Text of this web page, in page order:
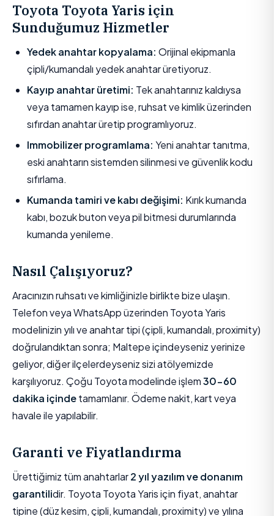
Toyota Toyota Yaris için
Sunduğumuz Hizmetler
Yedek anahtar kopyalama: Orijinal ekipmanla
çipli/kumandalı yedek anahtar üretiyoruz.
Kayıp anahtar üretimi: Tek anahtarınız kaldıysa
veya tamamen kayıp ise, ruhsat ve kimlik üzerinden
sıfırdan anahtar üretip programlıyoruz.
Immobilizer programlama: Yeni anahtar tanıtma,
eski anahtarın sistemden silinmesi ve güvenlik kodu
sıfırlama.
Kumanda tamiri ve kabı değişimi: Kırık kumanda
kabı, bozuk buton veya pil bitmesi durumlarında
kumanda yenileme.
Nasıl Çalışıyoruz?
Aracınızın ruhsatı ve kimliğinizle birlikte bize ulaşın.
Telefon veya WhatsApp üzerinden Toyota Yaris
modelinizin yılı ve anahtar tipi (çipli, kumandalı, proximity)
doğrulandıktan sonra; Maltepe içindeyseniz yerinize
geliyor, diğer ilçelerdeyseniz sizi atölyemizde
karşılıyoruz. Çoğu Toyota modelinde işlem30-60
dakika içindetamamlanır. Ödeme nakit, kart veya
havale ile yapılabilir.
Garanti ve Fiyatlandırma
Ürettiğimiz tüm anahtarlar2 yıl yazılım ve donanım
garantilidir. Toyota Toyota Yaris için fiyat, anahtar
tipine (düz kesim, çipli, kumandalı, proximity) ve yılına